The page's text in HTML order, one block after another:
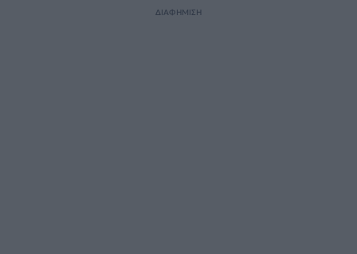
ΔΙΑΦΗΜΙΣΗ